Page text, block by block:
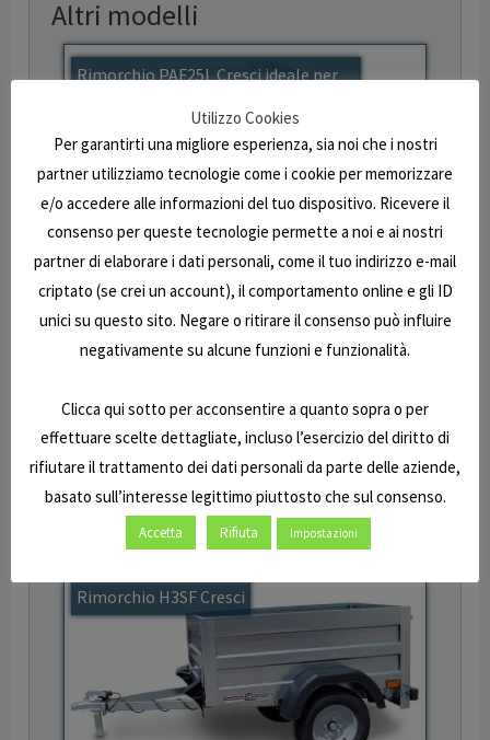
Altri modelli
Rimorchio PAF25L Cresci ideale per
Rimorchio H7B Cresci
Rimorchio H3SF Cresci
Utilizzo Cookies
Per garantirti una migliore esperienza, sia noi che i nostri
partner utilizziamo tecnologie come i cookie per memorizzare
e/o accedere alle informazioni del tuo dispositivo. Ricevere il
consenso per queste tecnologie permette a noi e ai nostri
partner di elaborare i dati personali, come il tuo indirizzo e-mail
criptato (se crei un account), il comportamento online e gli ID
unici su questo sito. Negare o ritirare il consenso può influire
negativamente su alcune funzioni e funzionalità.
Clicca qui sotto per acconsentire a quanto sopra o per
effettuare scelte dettagliate, incluso l’esercizio del diritto di
rifiutare il trattamento dei dati personali da parte delle aziende,
basato sull’interesse legittimo piuttosto che sul consenso.
Accetta Rifiuta Impostazioni